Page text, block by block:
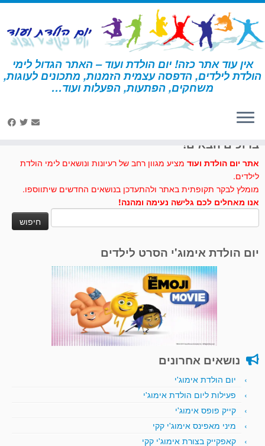
דלג
לתוכן
אין עוד אתר כזה! יום הולדת ועוד – האתר הגדול לימי
הולדת לילדים, הדפסה עצמית הזמנות, מתכונים לעוגות,
משחקים, הפתעות, הפעלות ועוד… דף הבית » יום הולדת לפי נושא » מסיבת תה
ברוכים הבאים!
אתר יום הולדת ועוד מציע מגוון רחב של רעיונות ונושאים לימי הולדת
לילדים.
מומלץ לבקר תקופתית באתר ולהתעדכן בנושאים החדשים שיתווספו.
אנו מאחלים לכם גלישה נעימה ומהנה!
יום הולדת אימוג'י הסרט לילדים
נושאים אחרונים
יום הולדת אימוג'י
פעילות ליום הולדת אימוג'י
קייק פופס אימוג'י
מיני מאפינס אימוג'י קקי
קאפקייק בצורת אימוג'י קקי